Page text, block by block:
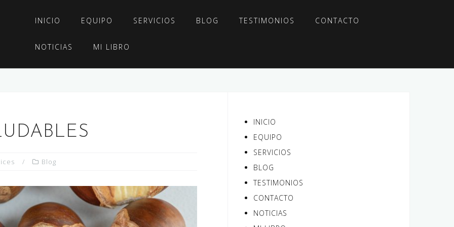
INICIO EQUIPO SERVICIOS BLOG TESTIMONIOS CONTACTO
NOTICIAS MI LIBRO
Blog
INICIO
EQUIPO
SERVICIOS
BLOG
TESTIMONIOS
CONTACTO
NOTICIAS